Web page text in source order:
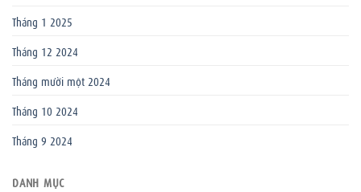
Tháng 1 2025
Tháng 12 2024
Tháng mười một 2024
Tháng 10 2024
Tháng 9 2024
DANH MỤC